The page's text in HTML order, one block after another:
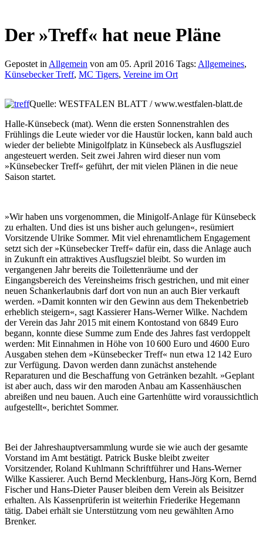
Der »Treff« hat neue Pläne
Gepostet in Allgemein von am 05. April 2016 Tags: Allgemeines,
Künsebecker Treff, MC Tigers, Vereine im Ort
Quelle: WESTFALEN BLATT / www.westfalen-blatt.de
Halle-Künsebeck (mat). Wenn die ersten Sonnenstrahlen des
Frühlings die Leute wieder vor die Haustür locken, kann bald auch
wieder der beliebte Minigolfplatz in Künsebeck als Ausflugsziel
angesteuert werden. Seit zwei Jahren wird dieser nun vom
»Künsebecker Treff« geführt, der mit vielen Plänen in die neue
Saison startet.
»Wir haben uns vorgenommen, die Minigolf-Anlage für Künsebeck
zu erhalten. Und dies ist uns bisher auch gelungen«, resümiert
Vorsitzende Ulrike Sommer. Mit viel ehrenamtlichem Engagement
setzt sich der »Künsebecker Treff« dafür ein, dass die Anlage auch
in Zukunft ein attraktives Ausflugsziel bleibt. So wurden im
vergangenen Jahr bereits die Toilettenräume und der
Eingangsbereich des Vereinsheims frisch gestrichen, und mit einer
neuen Schankerlaubnis darf dort von nun an auch Bier verkauft
werden. »Damit konnten wir den Gewinn aus dem Thekenbetrieb
erheblich steigern«, sagt Kassierer Hans-Werner Wilke. Nachdem
der Verein das Jahr 2015 mit einem Kontostand von 6849 Euro
begann, konnte diese Summe zum Ende des Jahres fast verdoppelt
werden: Mit Einnahmen in Höhe von 10 600 Euro und 4600 Euro
Ausgaben stehen dem »Künsebecker Treff« nun etwa 12 142 Euro
zur Verfügung. Davon werden dann zunächst anstehende
Reparaturen und die Beschaffung von Getränken bezahlt. »Geplant
ist aber auch, dass wir den maroden Anbau am Kassenhäuschen
abreißen und neu bauen. Auch eine Gartenhütte wird voraussichtlich
aufgestellt«, berichtet Sommer.
Bei der Jahreshauptversammlung wurde sie wie auch der gesamte
Vorstand im Amt bestätigt. Patrick Buske bleibt zweiter
Vorsitzender, Roland Kuhlmann Schriftführer und Hans-Werner
Wilke Kassierer. Auch Bernd Mecklenburg, Hans-Jörg Korn, Bernd
Fischer und Hans-Dieter Pauser bleiben dem Verein als Beisitzer
erhalten. Als Kassenprüferin ist weiterhin Friederike Hegemann
tätig. Dabei erhält sie Unterstützung vom neu gewählten Arno
Brenker.